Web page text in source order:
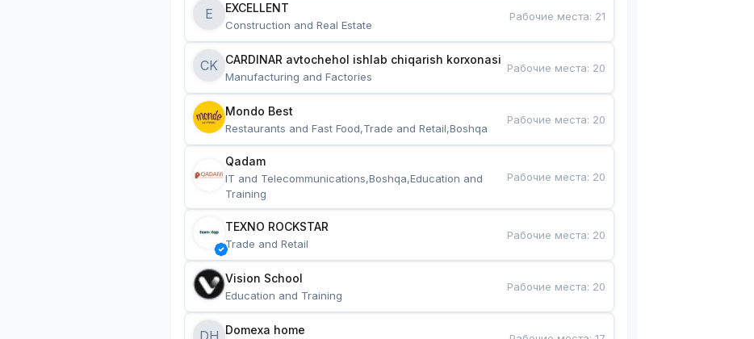
E EXCELLENT
Construction and Real Estate
Рабочие места: 21
CK CARDINAR avtochehol ishlab chiqarish korxonasi
Manufacturing and Factories
Рабочие места: 20
Mondo Best
Restaurants and Fast Food,Trade and Retail,Boshqa
Рабочие места: 20
Qadam
IT and Telecommunications,Boshqa,Education and
Training
Рабочие места: 20
TEXNO ROCKSTAR
Trade and Retail
Рабочие места: 20
Vision School
Education and Training
Рабочие места: 20
DH Domexa home